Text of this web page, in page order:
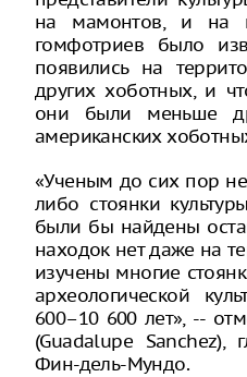
на мамонтов, и на
гомфотриев было
появились на
других хоботных, и
они были меньше
американских
«Ученым до сих пор
либо стоянки
были бы найдены
находок нет даже на
изучены многие
археологической
600–10 600 лет», --
(Guadalupe Sanchez),
Фин-дель-Мундо.